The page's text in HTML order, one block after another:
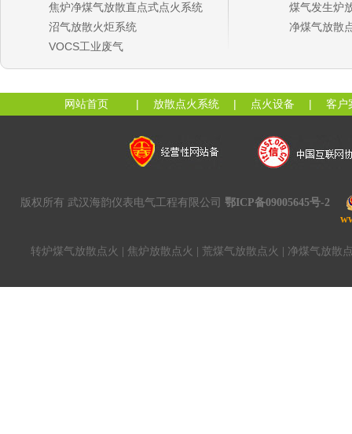
焦炉净煤气放散直点式点火系统
沼气放散火炬系统
VOCS工业废气
煤气发生炉
净煤气放散
网站首页 | 放散点火系统 | 点火设备 | 客户
版权所有 武汉海韵仪表电气工程有限公司 鄂ICP备09005645号-2
转炉煤气放散点火 焦炉放散点火 荒煤气放散点火 净煤气放散